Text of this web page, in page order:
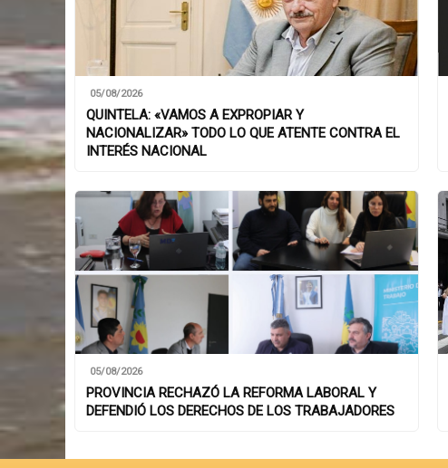
05/08/2026
QUINTELA: «VAMOS A EXPROPIAR Y
NACIONALIZAR» TODO LO QUE ATENTE CONTRA EL
INTERÉS NACIONAL
05/08/2026
PROVINCIA RECHAZÓ LA REFORMA LABORAL Y
DEFENDIÓ LOS DERECHOS DE LOS TRABAJADORES